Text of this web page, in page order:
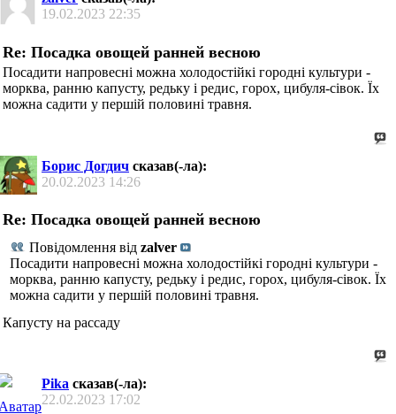
19.02.2023 22:35
Re: Посадка овощей ранней весною
Посадити напровесні можна холодостійкі городні культури -
морква, ранню капусту, редьку і редис, горох, цибуля-сівок. Їх
можна садити у першій половині травня.
Борис Догдич сказав(-ла):
20.02.2023 14:26
Re: Посадка овощей ранней весною
Повідомлення від zalver
Посадити напровесні можна холодостійкі городні культури -
морква, ранню капусту, редьку і редис, горох, цибуля-сівок. Їх
можна садити у першій половині травня.
Капусту на рассаду
Pika сказав(-ла):
22.02.2023 17:02